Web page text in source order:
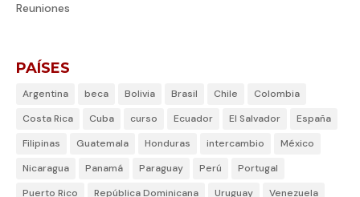
Reuniones
PAÍSES
Argentina beca Bolivia Brasil Chile
Colombia
Costa Rica
Cuba curso Ecuador El Salvador
España
Filipinas
Guatemala Honduras intercambio
México
Nicaragua
Panamá Paraguay Perú
Portugal
Puerto Rico
República Dominicana Uruguay Venezuela